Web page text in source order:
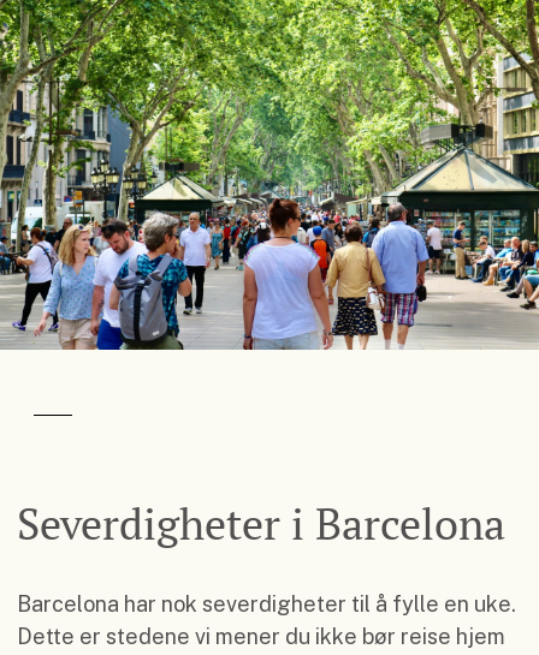
Severdigheter i Barcelona
Barcelona har nok severdigheter til å fylle en uke.
Dette er stedene vi mener du ikke bør reise hjem